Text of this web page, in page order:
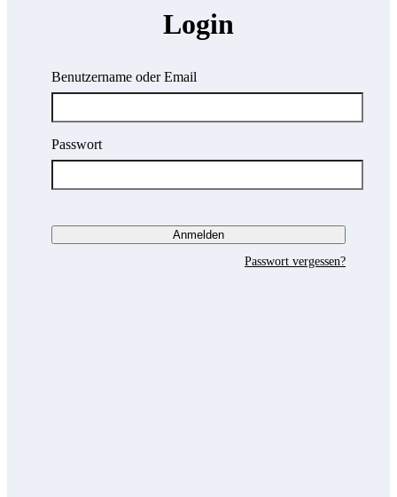
Login
Benutzername oder Email
Passwort
Passwort vergessen?